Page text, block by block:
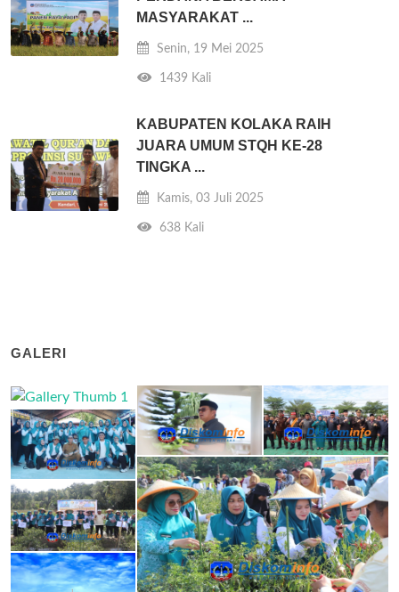
MASYARAKAT ...
Senin, 19 Mei 2025
1439 Kali
KABUPATEN KOLAKA RAIH
JUARA UMUM STQH KE-28
TINGKA ...
Kamis, 03 Juli 2025
638 Kali
GALERI